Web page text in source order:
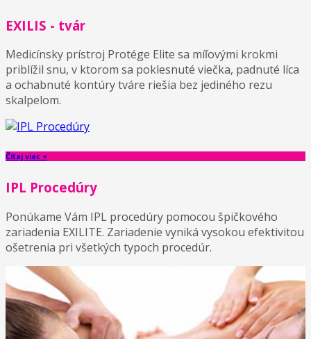
EXILIS - tvár
Medicínsky prístroj Protége Elite sa míľovými krokmi
priblížil snu, v ktorom sa poklesnuté viečka, padnuté líca
a ochabnuté kontúry tváre riešia bez jediného rezu
skalpelom.
Čítaj viac +
IPL Procedúry
Ponúkame Vám IPL procedúry pomocou špičkového
zariadenia EXILITE. Zariadenie vyniká vysokou efektivitou
ošetrenia pri všetkých typoch procedúr.